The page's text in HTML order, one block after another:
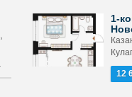
1-
12